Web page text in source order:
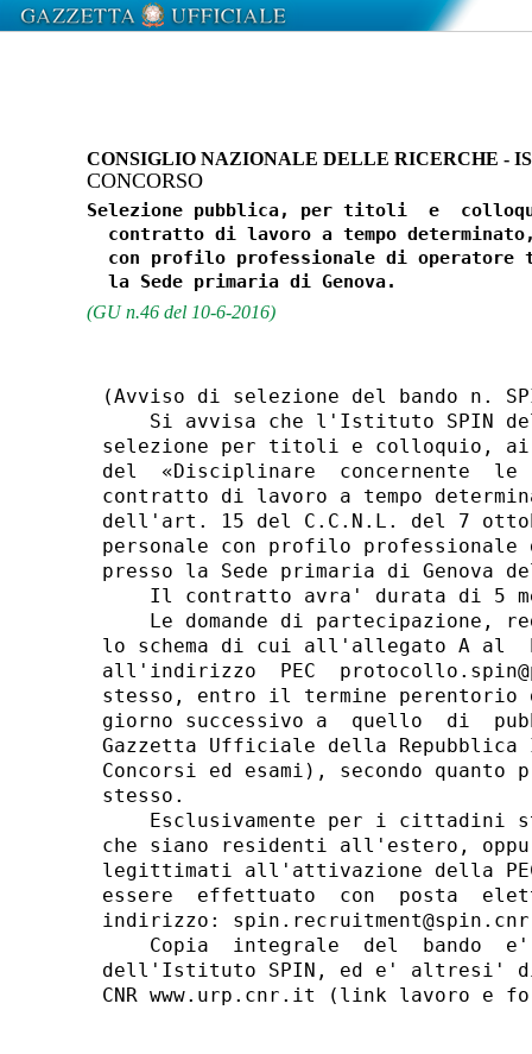
CONSIGLIO NAZIONALE DELLE RICERCHE -
CONCORSO
Selezione pubblica, per titoli  e
contratto di lavoro a tempo
con profilo professionale di operatore
(GU n.46 del 10-6-2016)
(Avviso di selezione del bando n.
Si avvisa che l'Istituto SPIN
selezione per titoli e colloquio, ai
del  «Disciplinare  concernente
contratto di lavoro a tempo
dell'art. 15 del C.C.N.L. del 7
personale con profilo
presso la Sede primaria di Genova
Il contratto avra' durata di 5
Le domande di partecipazione,
lo schema di cui all'allegato A al
all'indirizzo  PEC
stesso, entro il termine
giorno successivo a  quello  di
Gazzetta Ufficiale della
Concorsi ed esami), secondo
stesso.
Esclusivamente per i cittadini
che siano residenti all'estero,
legittimati all'attivazione della
essere  effettuato  con  posta
indirizzo:
Copia  integrale  del  bando
dell'Istituto SPIN, ed e' altresi'
CNR www.urp.cnr.it (link lavoro e